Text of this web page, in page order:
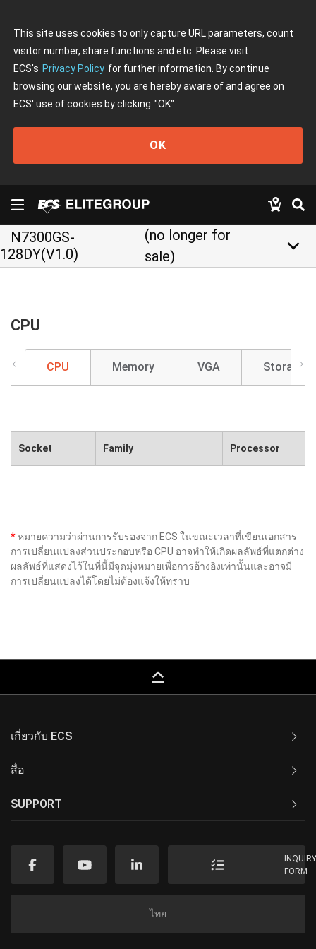
This site uses cookies to only capture URL parameters, count
visitor number, share functions and etc. Please visit
ECS's Privacy Policy for further information. By continue
browsing our website, you are hereby aware of and agree on
ECS' use of cookies by clicking "OK"
OK
N7300GS-
128DY(V1.0)
(no longer for
sale)
keyboard_arrow_down
CPU
CPU Memory VGA Storage
Socket Family Processor
*หมายความว่าผ่านการรับรองจาก ECS ในขณะเวลาที่เขียนเอกสาร
การเปลี่ยนแปลงส่วนประกอบหรือ CPU อาจทำให้เกิดผลลัพธ์ที่แตกต่าง
ผลลัพธ์ที่แสดงไว้ในที่นี้มีจุดมุ่งหมายเพื่อการอ้างอิงเท่านั้นและอาจมี
การเปลี่ยนแปลงได้โดยไม่ต้องแจ้งให้ทราบ
keyboard_capslock
เกี่ยวกับ ECS
สื่อ
SUPPORT
FORM
ไทย